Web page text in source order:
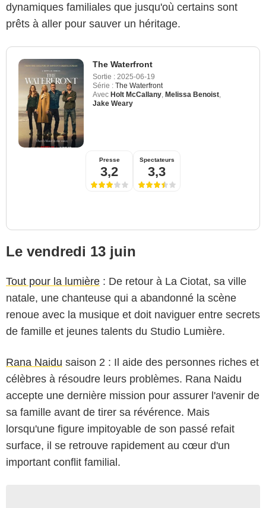
dynamiques familiales que jusqu'où certains sont
prêts à aller pour sauver un héritage.
The Waterfront
Sortie : 2025-06-19
Série : The Waterfront
Avec Holt McCallany Melissa Benoist
Jake Weary
Presse
3,2
Spectateurs
3,3
Le vendredi 13 juin
Tout pour la lumière : De retour à La Ciotat, sa ville
natale, une chanteuse qui a abandonné la scène
renoue avec la musique et doit naviguer entre secrets
de famille et jeunes talents du Studio Lumière.
Rana Naidu saison 2 : Il aide des personnes riches et
célèbres à résoudre leurs problèmes. Rana Naidu
accepte une dernière mission pour assurer l'avenir de
sa famille avant de tirer sa révérence. Mais
lorsqu'une figure impitoyable de son passé refait
surface, il se retrouve rapidement au cœur d'un
important conflit familial.